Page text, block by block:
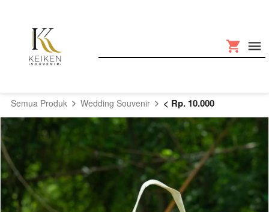
Semua Produk Wedding Souvenir < Rp. 10.000